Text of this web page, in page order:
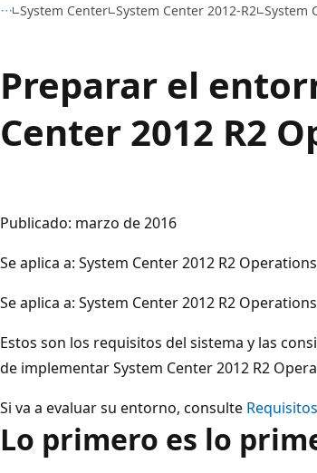
System Center System Center 2012-R2 System
Preparar el
Center 2012 R2
Publicado: marzo de 2016
Se aplica a: System Center 2012 R2
Se aplica a: System Center 2012 R2
Estos son los requisitos del sistema y las
de implementar System Center 2012 R2
Si va a evaluar su entorno, consulte
Lo primero es lo